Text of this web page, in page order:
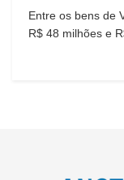
Entre os bens de
R$ 48 milhões e